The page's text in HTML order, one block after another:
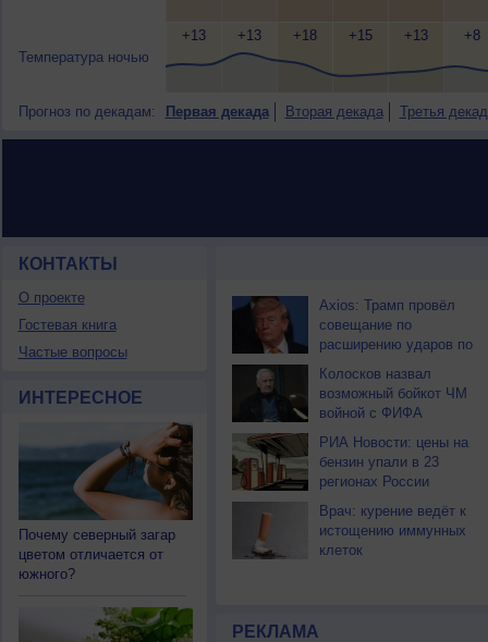
Температура ночью
+13 +13 +18 +15 +13 +8
Прогноз по декадам: Первая декада Вторая декада Третья
КОНТАКТЫ
О проекте
Гостевая книга
Частые вопросы
ИНТЕРЕСНОЕ
Почему северный загар
цветом отличается от
южного?
НОВОСТИ ПАРТНЕРОВ
Axios: Трамп провёл
совещание по
расширению ударов по
Ирану
Колосков назвал
возможный бойкот ЧМ
войной с ФИФА
РИА Новости: цены на
бензин упали в 23
регионах России
Врач: курение ведёт к
истощению иммунных
клеток
РЕКЛАМА